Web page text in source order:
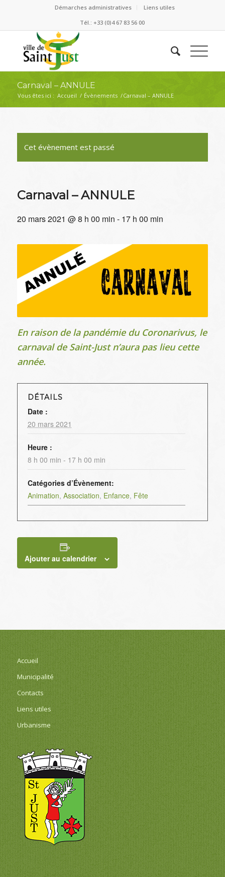
Démarches administratives
Liens utiles
Tél.: +33 (0)4 67 83 56 00
Carnaval – ANNULE
Vous êtes ici : Accueil / Évènements /Carnaval – ANNULE
Cet évènement est passé
Carnaval – ANNULE
20 mars 2021 @ 8 h 00 min - 17 h 00 min
En raison de la pandémie du Coronarivus, le
carnaval de Saint-Just n’aura pas lieu cette
année.
DÉTAILS
Date :
20 mars 2021
Heure :
8 h 00 min - 17 h 00 min
Catégories d’Évènement:
Animation, Association, Enfance, Fête
Ajouter au calendrier
Accueil
Municipalité
Contacts
Liens utiles
Urbanisme